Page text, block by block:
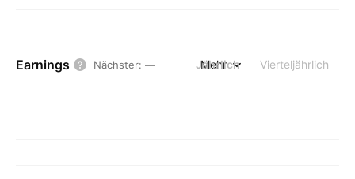
Earnings Nächster: — Jährlich Vierteljährlich
Mehr